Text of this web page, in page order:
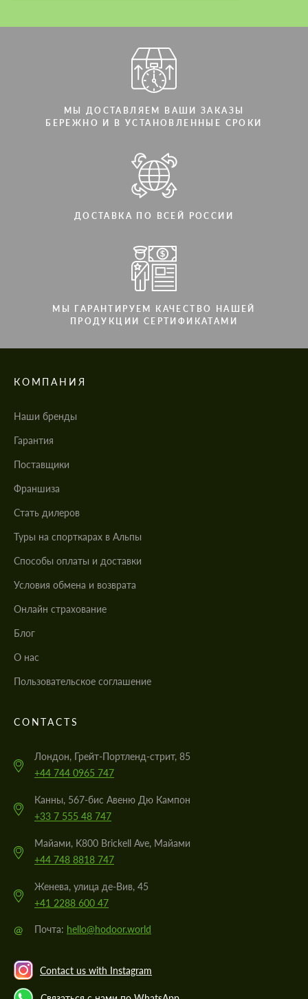
МЫ ДОСТАВЛЯЕМ ВАШИ ЗАКАЗЫ
БЕРЕЖНО И В УСТАНОВЛЕННЫЕ СРОКИ
ДОСТАВКА ПО ВСЕЙ РОССИИ
МЫ ГАРАНТИРУЕМ КАЧЕСТВО НАШЕЙ
ПРОДУКЦИИ СЕРТИФИКАТАМИ
КОМПАНИЯ
Наши бренды
Гарантия
Поставщики
Франшиза
Стать дилеров
Туры на спорткарах в Альпы
Cпособы оплаты и доставки
Условия обмена и возврата
Онлайн страхование
Блог
О нас
Пользовательское соглашение
CONTACTS
Лондон, Грейт-Портленд-стрит, 85
+44 744 0965 747
Канны, 567-бис Авеню Дю Кампон
+33 7 555 48 747
Майами, K800 Brickell Ave, Майами
+44 748 8818 747
Женева, улица де-Вив, 45
+41 2288 600 47
@ Почта: hello@hodoor.world
Contact us with Instagram